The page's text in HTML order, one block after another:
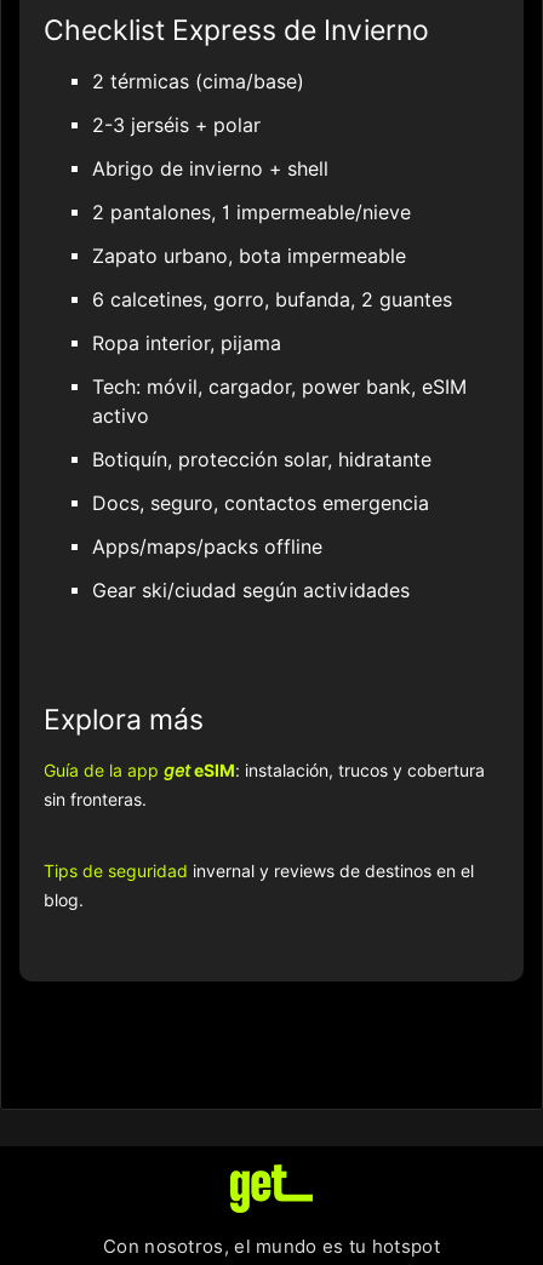
Checklist Express de Invierno
2 térmicas (cima/base)
2-3 jerséis + polar
Abrigo de invierno + shell
2 pantalones, 1 impermeable/nieve
Zapato urbano, bota impermeable
6 calcetines, gorro, bufanda, 2 guantes
Ropa interior, pijama
Tech: móvil, cargador, power bank, eSIM
activo
Botiquín, protección solar, hidratante
Docs, seguro, contactos emergencia
Apps/maps/packs offline
Gear ski/ciudad según actividades
Explora más
Guía de la app geteSIM: instalación, trucos y cobertura
sin fronteras.
Tips de seguridad invernal y reviews de destinos en el
blog.
Con nosotros, el mundo es tu hotspot